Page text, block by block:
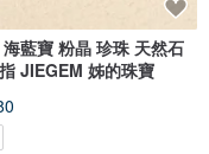
藍寶 粉晶 珍珠 天然石
JIEGEM 姊的珠寶